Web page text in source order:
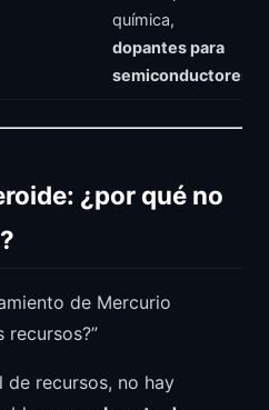
química,
dopantes para
semiconductores
¿por qué no
de Mercurio
recursos?”
recursos, no hay